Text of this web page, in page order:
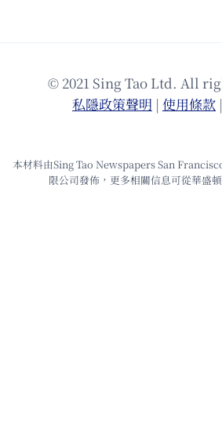
© 2021 Sing Tao Ltd. All
私隱政策聲明 | 使⽤條款 |
本材料由Sing Tao Newspapers San
限公司發佈，更多相關信息可從華盛